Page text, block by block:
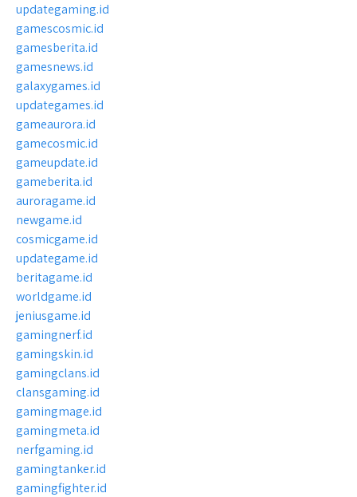
updategaming.id
gamescosmic.id
gamesberita.id
gamesnews.id
galaxygames.id
updategames.id
gameaurora.id
gamecosmic.id
gameupdate.id
gameberita.id
auroragame.id
newgame.id
cosmicgame.id
updategame.id
beritagame.id
worldgame.id
jeniusgame.id
gamingnerf.id
gamingskin.id
gamingclans.id
clansgaming.id
gamingmage.id
gamingmeta.id
nerfgaming.id
gamingtanker.id
gamingfighter.id